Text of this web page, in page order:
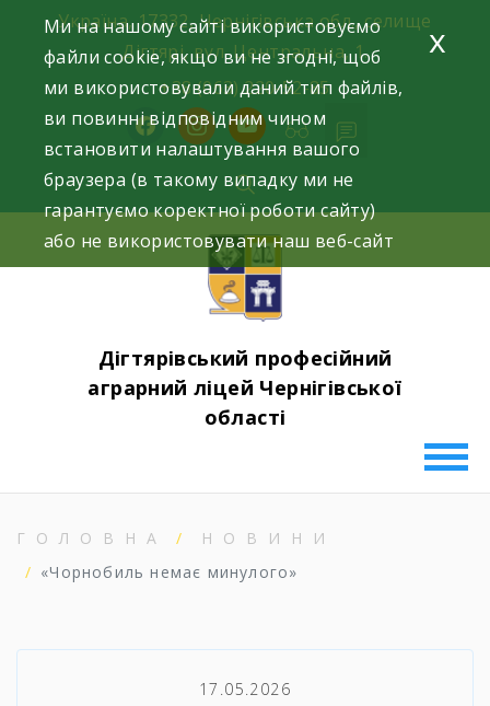
content
Україна, 17332, Чернігівська обл., селище
Дігтярі, вул. Центральна, 1.
+38 (063) 220-52-85
facebookinstagramyoutube
Дігтярівський професійний
аграрний ліцей Чернігівської
області
ГОЛОВНА
НОВИНИ
«Чорнобиль немає минулого»
17.05.2026
Ми на нашому сайті використовуємо
файли cookie, якщо ви не згодні, щоб
ми використовували даний тип файлів,
ви повинні відповідним чином
встановити налаштування вашого
браузера (в такому випадку ми не
гарантуємо коректної роботи сайту)
або не використовувати наш веб-сайт
x